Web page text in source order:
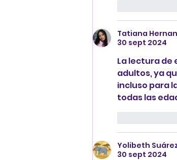
Tatiana
30 sept 2024
La lectura de
adultos, ya
incluso para
todas las
Yolibeth
30 sept 2024